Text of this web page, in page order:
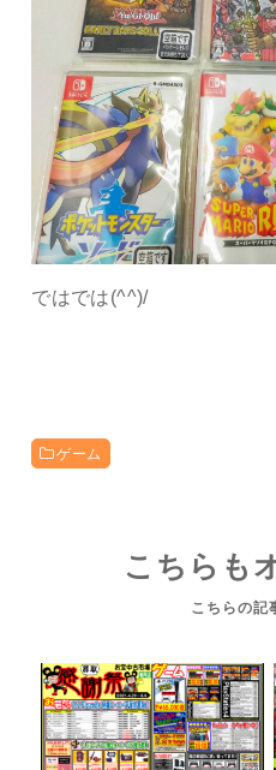
ではでは(^^)/
ゲーム
こちらも